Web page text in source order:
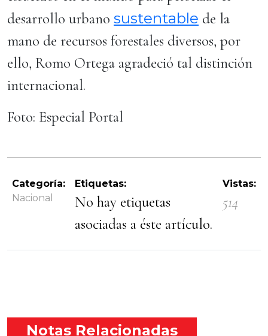
desarrollo urbano sustentable de la
mano de recursos forestales diversos, por
ello, Romo Ortega agradeció tal distinción
internacional.
Foto: Especial Portal
Categoría:
Nacional
Etiquetas:
No hay etiquetas
asociadas a éste artículo.
Vistas:
514
Notas Relacionadas